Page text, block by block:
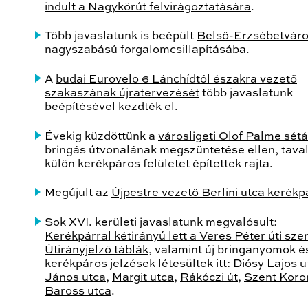
indult a Nagykörút felvirágoztatására.
Több javaslatunk is beépült Belső-
nagyszabású forgalomcsillapításába.
A budai Eurovelo 6 Lánchídtól északra vezető
szakaszának újratervezését több javaslatunk
beépítésével kezdték el.
Évekig küzdöttünk a városligeti Olof Palme
bringás útvonalának megszüntetése ellen,
külön kerékpáros felületet építettek rajta.
Megújult az Újpestre vezető Berlini utca
Sok XVI. kerületi javaslatunk megvalósult:
Kerékpárral kétirányú lett a Veres Péter úti
Útirányjelző táblák, valamint új bringanyomok
kerékpáros jelzések létesültek itt: Diósy Lajos
János utca, Margit utca, Rákóczi út, Szent
Baross utca.